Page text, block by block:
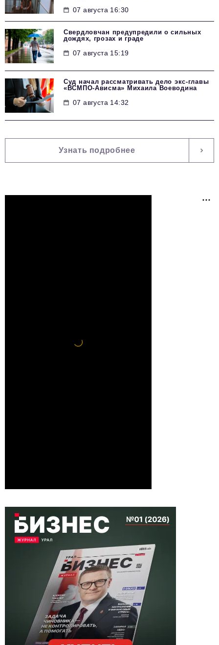
07 августа 16:30
Свердловчан предупредили о сильных
дождях, грозах и граде
07 августа 15:19
Суд начал рассматривать дело экс-главы
«ВСМПО-Ависма» Михаила Воеводина
07 августа 14:32
Узнать подробнее